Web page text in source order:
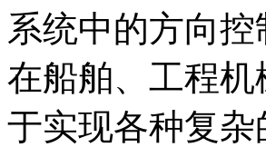
系统中的方向
在船舶、工程
于实现各种复